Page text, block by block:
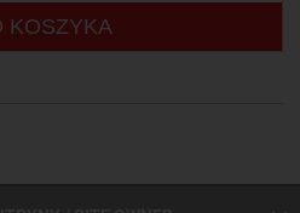
KOSZYKA